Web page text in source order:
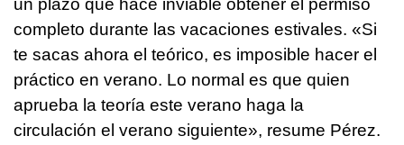
un plazo que hace inviable obtener el permiso
completo durante las vacaciones estivales. «Si
te sacas ahora el teórico, es imposible hacer el
práctico en verano. Lo normal es que quien
aprueba la teoría este verano haga la
circulación el verano siguiente», resume Pérez.